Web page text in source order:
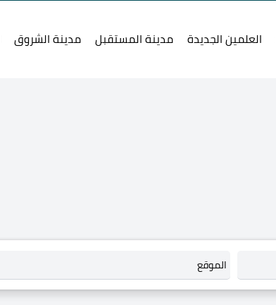
العلمين الجديدة مدينة المستقبل مدينة الشروق